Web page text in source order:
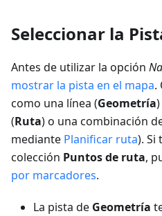
Seleccionar la
Antes de utilizar la opción
mostrar la pista en el mapa.
como una línea (Geometría
(Ruta) o una combinación
mediante Planificar ruta). Si
colección Puntos de ruta,
por marcadores.
La pista de Geometría